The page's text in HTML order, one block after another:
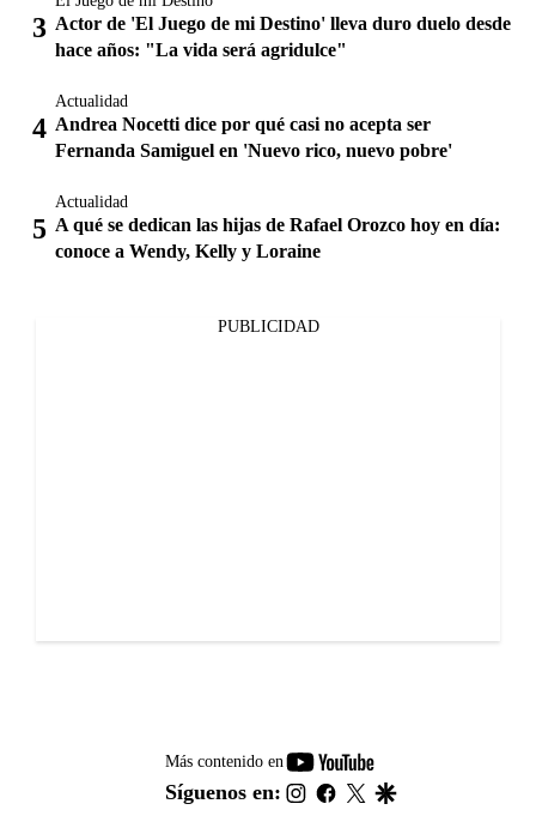
Actor de 'El Juego de mi Destino' lleva duro duelo desde
hace años: "La vida será agridulce"
Actualidad
Andrea Nocetti dice por qué casi no acepta ser
Fernanda Samiguel en 'Nuevo rico, nuevo pobre'
Actualidad
A qué se dedican las hijas de Rafael Orozco hoy en día:
conoce a Wendy, Kelly y Loraine
PUBLICIDAD
Más contenido en
youtube-
footer
Síguenos en: instagram
facebook
twitter